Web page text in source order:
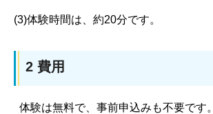
(3)体験時間は、約20分です。
2 費用
体験は無料で、事前申込みも不要です。